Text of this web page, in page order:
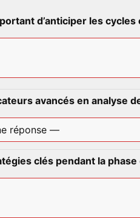
d’anticiper les cycles
avancés en analyse
clés pendant la